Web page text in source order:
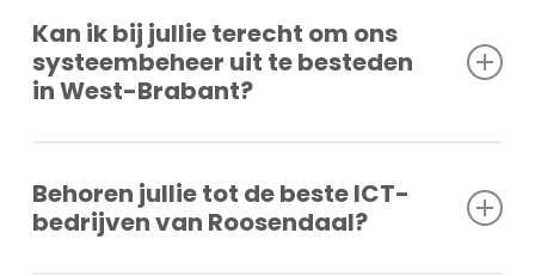
hetvolledig uitbesteden van hun ICT. We beheren
werkplekken, servers, netwerken, Microsoft 365 en
beveiliging als één totaaloplossing. Door proactieve
aanspreekpunt en snelle support zorgen we voor
rust en continuïteit binnen je organisatie.
Kan ik bij jullie terecht om ons
systeembeheer uit te besteden
in West-Brabant?
bedrijven in West-Brabant. We nemen het beheer
van servers, netwerken, back-ups, updates en
Behoren jullie tot de beste ICT-
bedrijven van Roosendaal?